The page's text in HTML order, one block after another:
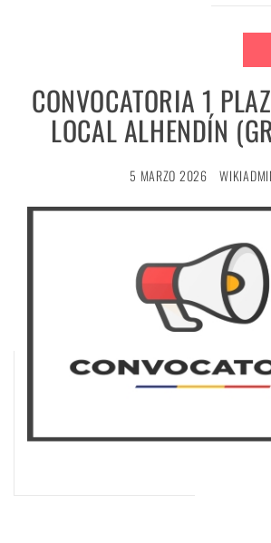
CONVOCATORIA 1
LOCAL ALHENDÍN
5 MARZO 2026